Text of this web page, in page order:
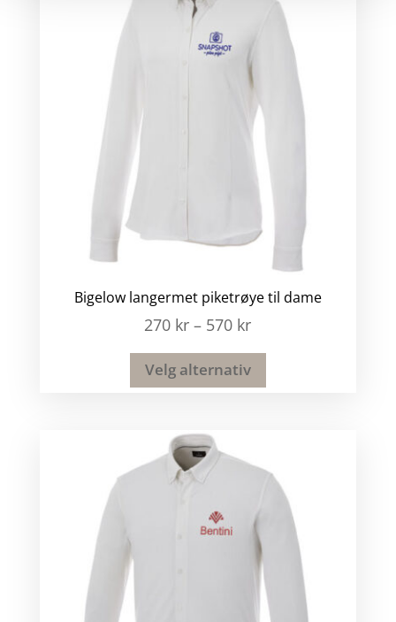
Bigelow langermet piketrøye til dame
270 kr – 570 kr
Velg alternativ